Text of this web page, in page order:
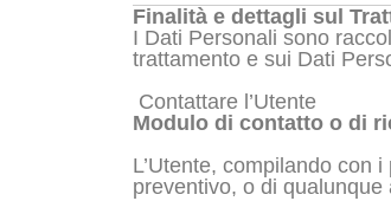
Finalità e dettagli sul
I Dati Personali sono
trattamento e sui Dati
Contattare l’Utente
Modulo di contatto o di
L’Utente, compilando con
preventivo, o di qualunque